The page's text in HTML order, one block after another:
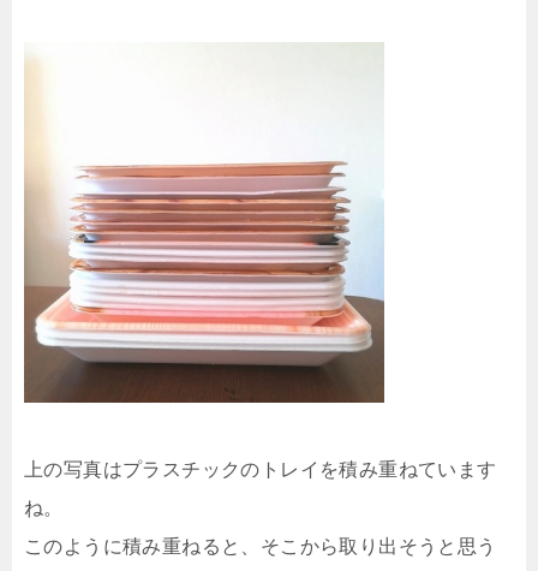
上の写真はプラスチックのトレイを積み重ねています
ね。
このように積み重ねると、そこから取り出そうと思う